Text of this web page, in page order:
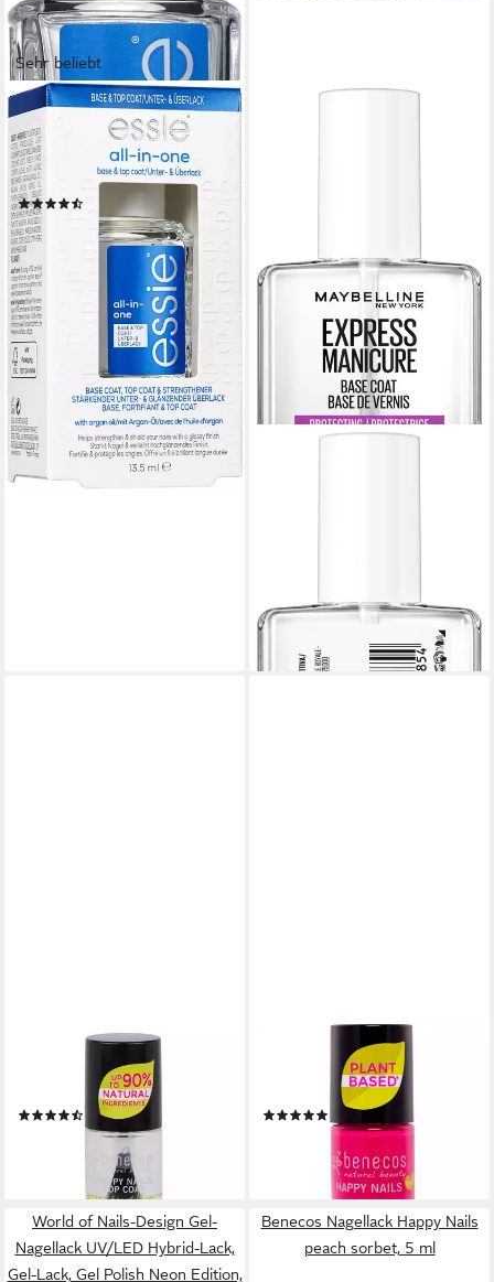
Sehr beliebt
ESSIE
Unterlack ALL IN ONE 3-in-1,
zum Pflegen und Kräftigen
der Nägel
ab 8,99 € UVP9,99 €
(665,93 €/ 1 l)
-10%
lieferbar - in 1-2 Werktagen bei dir
-13%
lieferbar - in 1-2 Werktagen bei dir
Nagellack Happy Nails crystal,
(2)
lieferbar - in 3-4 Werktagen bei dir
Nagellack Happy Nails oh lala,
(798,00 €/ 1 l)
lieferbar - in 3-4 Werktagen bei dir
World of Nails-Design Gel-
Nagellack UV/LED Hybrid-Lack,
Gel-Lack, Gel Polish Neon Edition,
Benecos Nagellack Happy Nails
peach sorbet, 5 ml